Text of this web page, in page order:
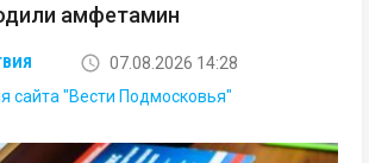
амфетамин
07.08.2026 14:28
сайта "Вести Подмосковья"